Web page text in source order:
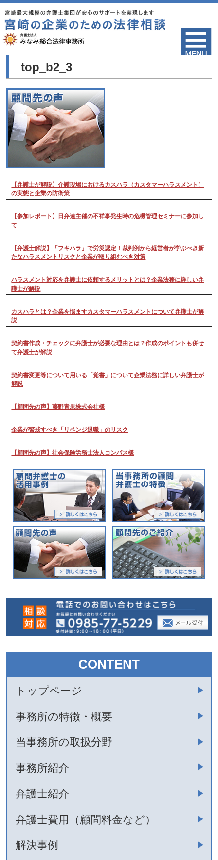
top_b2_3
【弁護士が解説】介護現場におけるカスハラ（カスタマーハラスメント）
の実態と企業の防衛策
【参加レポート】日弁連主催の不祥事発生時の危機管理セミナーに参加し
て
【弁護士解説】「フキハラ」で労災認定！裁判例から経営者が学ぶべき新
たなハラスメントリスクと企業が取り組むべき対策
ハラスメント対応を弁護士に依頼するメリットとは？企業法務に詳しい弁
護士が解説
カスハラとは？企業を悩ますカスタマーハラスメントについて弁護士が解
説
契約書作成・チェックに弁護士が必要な理由とは？作成のポイントも併せ
て弁護士が解説
契約書変更等について用いる「覚書」について企業法務に詳しい弁護士が
解説
【顧問先の声】藤野青果株式会社様
企業が警戒すべき「リベンジ退職」のリスク
【顧問先の声】社会保険労務士法人コンパス様
CONTENT
トップページ
事務所の特徴・概要
当事務所の取扱分野
事務所紹介
弁護士紹介
弁護士費用（顧問料金など）
解決事例